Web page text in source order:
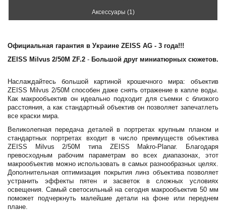
Аксессуары (1)
Официальная гарантия в Украине ZEISS AG - 3 года!!!
ZEISS Milvus 2/50M ZF.2 - Большой друг миниатюрных сюжетов.
Наслаждайтесь большой картиной крошечного мира: объектив
ZEISS Milvus 2/50M способен даже снять отражение в капле воды.
Как макрообъектив он идеально подходит для съемки с близкого
расстояния, а как стандартный объектив он позволяет запечатлеть
все краски мира.
Великолепная передача деталей в портретах крупным планом и
стандартных портретах входит в число преимуществ объектива
ZEISS Milvus 2/50M типа ZEISS Makro-Planar. Благодаря
превосходным рабочим параметрам во всех диапазонах, этот
макрообъектив можно использовать в самых разнообразных целях.
Дополнительная оптимизация покрытия линз объектива позволяет
устранить эффекты пятен и засветок в сложных условиях
освещения. Самый светосильный на сегодня макрообъектив 50 мм
поможет подчеркнуть малейшие детали на фоне или переднем
плане.